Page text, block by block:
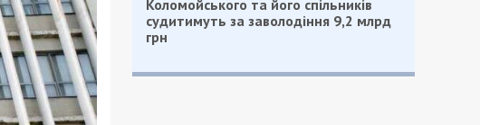
Коломойського та його спільників
судитимуть за заволодіння 9,2 млрд
грн